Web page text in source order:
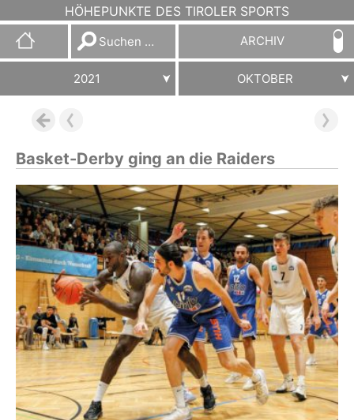
HÖHEPUNKTE DES TIROLER SPORTS
Suchen
nach:
ARCHIV
2021 OKTOBER
Basket-Derby ging an die Raiders